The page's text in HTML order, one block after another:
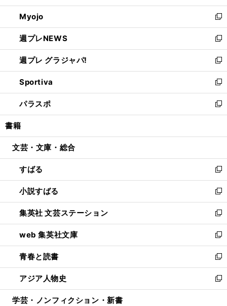
開
く
ウ
で
開
く
ン
ド
ウ
で
開
く
ウ
ィ
ン
ド
ウ
で
開
く
Myojo
新
し
い
ウ
ィ
ン
ド
ウ
で
開
週プレNEWS
新
し
い
ウ
ィ
ン
ド
ウ
開
週プレ グラジャパ!
新
し
い
ウ
ィ
ン
ウ
開
く
Sportiva
新
し
い
ウ
ン
ウ
で
開
く
パラスポ
新
し
ウ
ン
ド
ウ
で
開
く
書籍
文芸・文庫・総合
すばる
新
し
い
ウ
ィ
ン
ド
ウ
で
開
く
小説すばる
新
し
い
ウ
ィ
ン
ド
ウ
で
開
集英社 文芸ステーション
新
し
い
ウ
ィ
ン
ド
ウ
web 集英社文庫
新
し
い
ウ
ィ
ン
青春と読書
新
し
い
ウ
アジア人物史
新
し
学芸・ノンフィクション・新書